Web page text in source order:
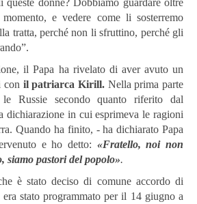
e vedere come li sosterremo
tratta, perché non li sfruttino, perché gli
il Papa ha rivelato di aver avuto un
con il patriarca Kirill.Nella prima parte
Russie secondo quanto riferito dal
dichiarazione in cui esprimeva le ragioni
Quando ha finito, - ha dichiarato Papa
e ho detto: «Fratello, noi non
siamo pastori del popolo».
è stato deciso di comune accordo di
stato programmato per il 14 giugno a